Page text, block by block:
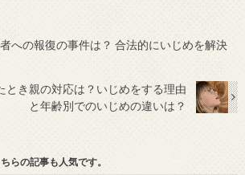
への報復の事件は？ 合法的にいじめを解決
とき親の対応は？いじめをする理由
と年齢別でのいじめの違いは？
らの記事も人気です。